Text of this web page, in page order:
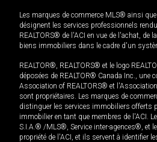
Les marques de commerce MLS® ainsi
désignent les services professionnels
REALTORS® de l'ACI en vue de l'achat, de
biens immobiliers dans le cadre d'un
REALTOR®, REALTORS® et le logo
déposées de REALTOR® Canada Inc., une
Association of REALTORS® et
sont propriétaires. Les marques de
distinguer les services immobiliers offerts
immobilier en tant que membres de l'ACI.
S.I.A.® /MLS®, Service inter-agences®, et
propriété de l'ACI, et ils servent à identifier